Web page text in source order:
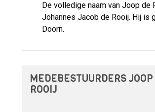
De volledige naam van Joop de
Johannes Jacob de Rooij. Hij is
Doorn.
MEDEBESTUURDERS
ROOIJ